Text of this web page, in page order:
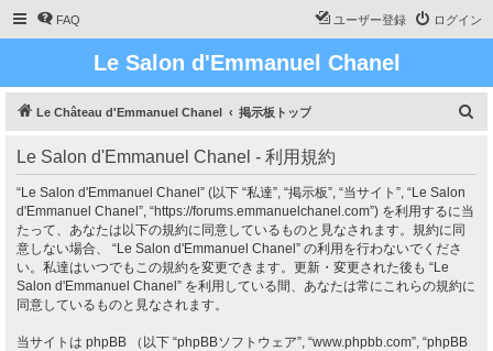
FAQ ログイン
ユーザー登録
Le Salon d'Emmanuel Chanel
Le Château d'Emmanuel Chanel 掲示板トップ
Le Salon d'Emmanuel Chanel - 利用規約
“Le Salon d'Emmanuel Chanel” (以下 “私達”, “掲示板”, “当サイト”, “Le Salon
d'Emmanuel Chanel”, “https://forums.emmanuelchanel.com”) を利用するに当
たって、あなたは以下の規約に同意しているものと見なされます。規約に同
意しない場合、 “Le Salon d'Emmanuel Chanel” の利用を行わないでくださ
い。私達はいつでもこの規約を変更できます。更新・変更された後も “Le
Salon d'Emmanuel Chanel” を利用している間、あなたは常にこれらの規約に
同意しているものと見なされます。
当サイトは phpBB （以下 “phpBBソフトウェア”, “www.phpbb.com”, “phpBB